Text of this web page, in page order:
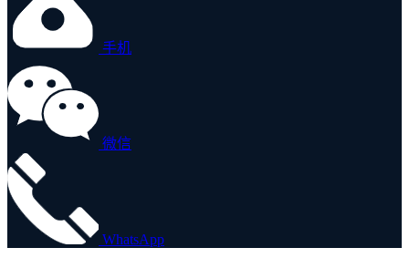
手机
微信
WhatsApp